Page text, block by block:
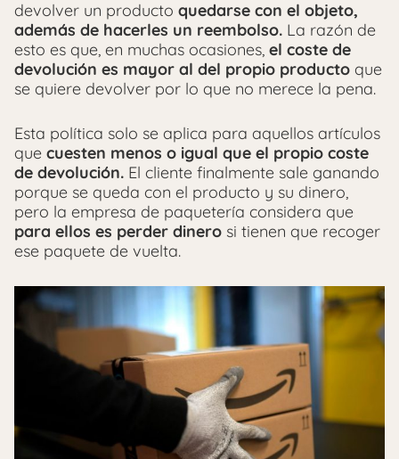
devolver un producto quedarse con el objeto,
además de hacerles un reembolso. La razón de
esto es que, en muchas ocasiones, el coste de
devolución es mayor al del propio producto que
se quiere devolver por lo que no merece la pena.
Esta política solo se aplica para aquellos artículos
que cuesten menos o igual que el propio coste
de devolución. El cliente finalmente sale ganando
porque se queda con el producto y su dinero,
pero la empresa de paquetería considera que
para ellos es perder dinero si tienen que recoger
ese paquete de vuelta.